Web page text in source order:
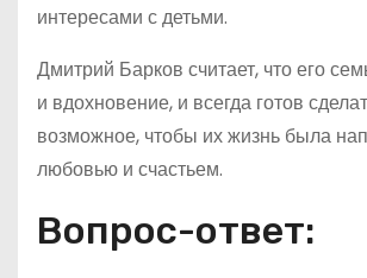
интересами с детьми.
Дмитрий Барков считает, что его
и вдохновение, и всегда готов
возможное, чтобы их жизнь была
любовью и счастьем.
Вопрос-ответ: